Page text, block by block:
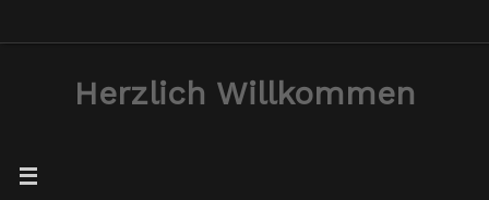
Herzlich Willkommen